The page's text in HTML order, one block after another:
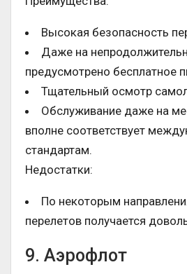
Высокая безопасность
Даже на
предусмотрено бесплатное
Тщательный осмотр
Обслуживание даже на
вполне соответствует
стандартам.
Недостатки:
По некоторым
перелетов получается
9. Аэрофлот